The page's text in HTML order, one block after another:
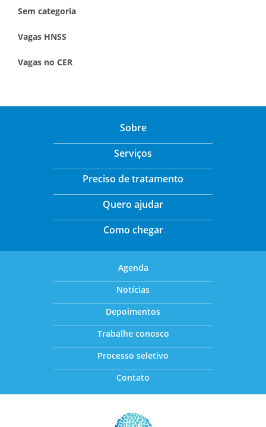
Sem categoria
Vagas HNSS
Vagas no CER
Sobre
Serviços
Preciso de tratamento
Quero ajudar
Como chegar
Agenda
Notícias
Depoimentos
Trabalhe conosco
Processo seletivo
Contato